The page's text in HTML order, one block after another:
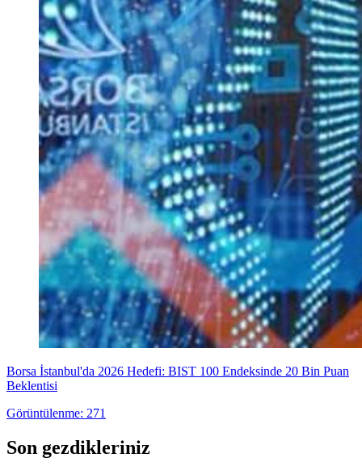
Borsa İstanbul'da 2026 Hedefi: BIST 100 Endeksinde 20 Bin Puan
Beklentisi
Görüntülenme: 271
Son gezdikleriniz